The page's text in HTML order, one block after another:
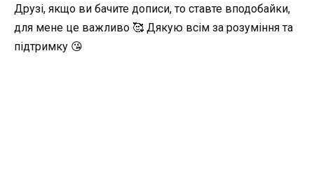
Друзі, якщо ви бачите дописи, то ставте вподобайки,
для мене це важливо 🥰 Дякую всім за розуміння та
підтримку 😘